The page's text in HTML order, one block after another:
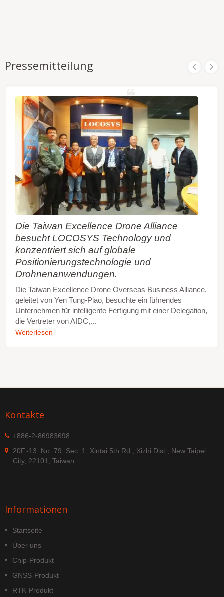
Pressemitteilung
Die Taiwan Excellence Drone Alliance
besucht LOCOSYS Technology und
konzentriert sich auf globale
Positionierungstechnologie und
Drohnenanwendungen.
Die Taiwan Excellence Drone Overseas Business Alliance,
geleitet von Yen Tung-Piao, besuchte ein führendes
Unternehmen für intelligente Fertigung mit einer Delegation,
die Vertreter von AIDC,...
Weiterlesen
Kontakte
+886-2-86983698
20F.-13, No. 79, Sec. 1, Xintai 5th Rd., Xizhi Dist., New Taipei
City, 22101, Taiwan
Informationen
Startseite
Über uns
Chip-Produkt
GNSS-Produkt
RTK-Produkt